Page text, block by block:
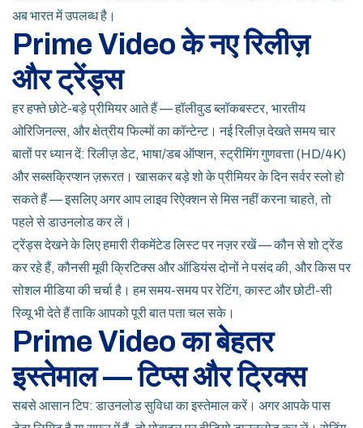
अब भारत में उपलब्ध है।
Prime Video के नए रिलीज़
और ट्रेंड्स
हर हफ्ते छोटे-बड़े प्रीमियर आते हैं — हॉलीवुड ब्लॉकबस्टर, भारतीय
ओरिजिनल्स, और क्षेत्रीय फिल्मों का कॉन्टेन्ट। नई रिलीज़ देखते समय चार
बातों पर ध्यान दें: रिलीज़ डेट, भाषा/डब ऑप्शन, स्ट्रीमिंग गुणवत्ता (HD/4K)
और सब्सक्रिप्शन ज़रूरत। खासकर बड़े शो के प्रीमियर के दिन सर्वर स्लो हो
सकते हैं — इसलिए अगर आप लाइव रिऐक्शन से मिस नहीं करना चाहते, तो
पहले से डाउनलोड कर लें।
ट्रेंड्स देखने के लिए हमारी रीकमेंटेड लिस्ट पर नज़र रखें — कौन से शो ट्रेंड
कर रहे हैं, कौनसी मूवी क्रिटिक्स और ऑडियंस दोनों ने पसंद की, और किस पर
सोशल मीडिया की चर्चा है। हम समय-समय पर रेटिंग, कास्ट और छोटी-सी
रिव्यू भी देते हैं ताकि आपको पूरी बात पता चल सके।
Prime Video का बेहतर
इस्तेमाल — टिप्स और ट्रिक्स
सबसे आसान टिप: डाउनलोड सुविधा का इस्तेमाल करें। अगर आपके पास